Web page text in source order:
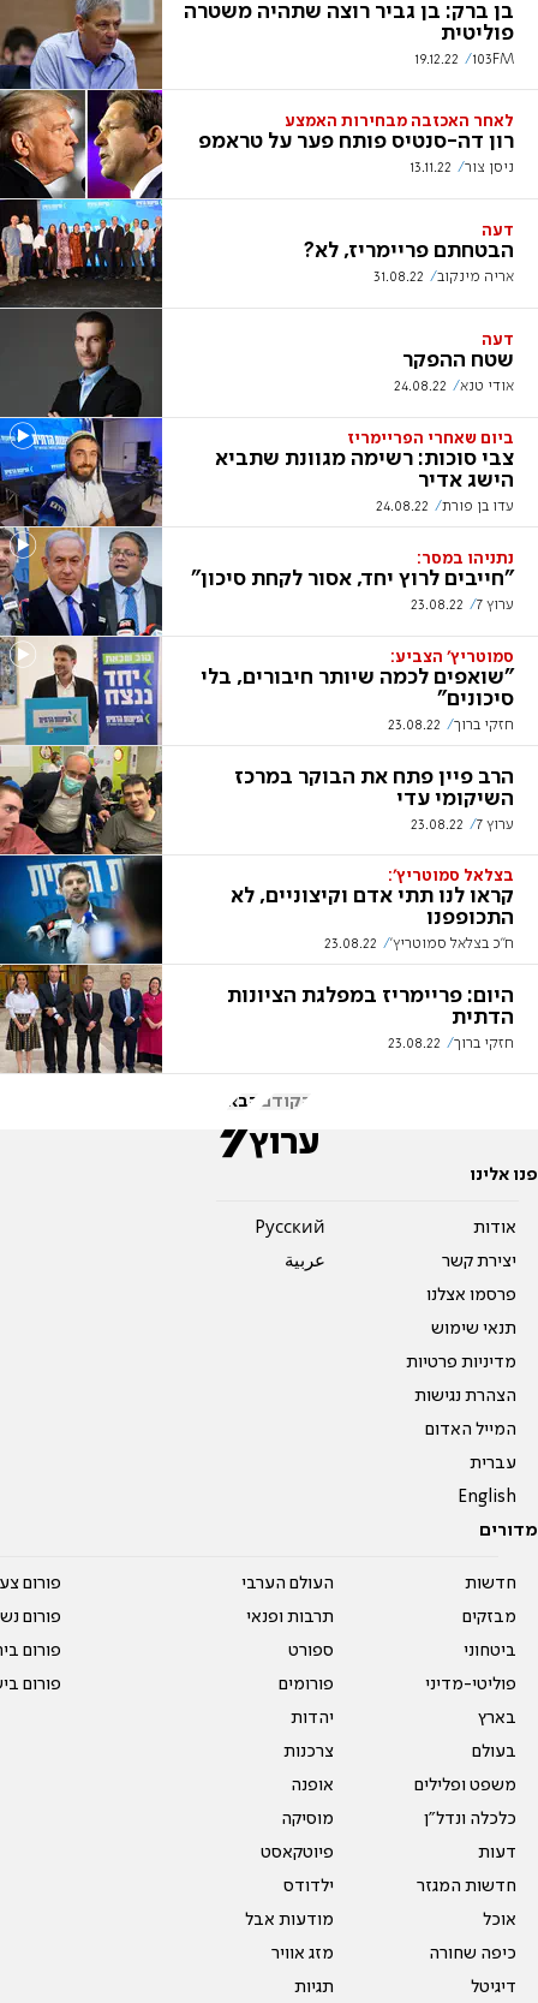
בן ברק: בן גביר רוצה שתהיה משטרה
פוליטית
103FM
19.12.22
לאחר האכזבה מבחירות האמצע
רון דה-סנטיס פותח פער על טראמפ
ניסן צור 13.11.22
דעה
הבטחתם פריימריז, לא?
אריה מינקוב 31.08.22
דעה
שטח ההפקר
אודי טנא 24.08.22
ביום שאחרי הפריימריז
צבי סוכות: רשימה מגוונת שתביא
הישג אדיר
עדו בן פורת 24.08.22
נתניהו במסר:
"חייבים לרוץ יחד, אסור לקחת סיכון"
ערוץ 7 23.08.22
סמוטריץ' הצביע:
"שואפים לכמה שיותר חיבורים, בלי
סיכונים"
חזקי ברוך 23.08.22
הרב פיין פתח את הבוקר במרכז
השיקומי עדי
ערוץ 7 23.08.22
בצלאל סמוטריץ':
קראו לנו תתי אדם וקיצוניים, לא
התכופפנו
ח"כ בצלאל סמוטריץ' 23.08.22
היום: פריימריז במפלגת הציונות
הדתית
חזקי ברוך 23.08.22
הקודם הבא
פנו אלינו
אודות
יצירת קשר
פרסמו אצלנו
תנאי שימוש
מדיניות פרטיות
הצהרת נגישות
המייל האדום
עברית
English
Pусский
عربية
מדורים
חדשות
מבזקים
ביטחוני
פוליטי-מדיני
בארץ
בעולם
משפט ופלילים
כלכלה ונדל"ן
דעות
חדשות המגזר
אוכל
כיפה שחורה
דיגיטל
העולם הערבי
תרבות ופנאי
ספורט
פורומים
יהדות
צרכנות
אופנה
מוסיקה
פיוטקאסט
ילדודס
מודעות אבל
מזג אוויר
תגיות
פורום
פורום
פורום
פורום